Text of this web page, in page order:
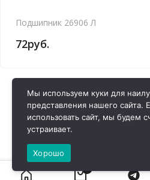
Подшипник 26906 Л
72руб.
Мы используем куки для
представления нашего сайта.
использовать сайт, мы будем
устраивает.
Хорошо